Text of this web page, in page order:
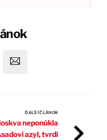
ĎALŠÍ ČLÁNOK
neponúkla
azyl, tvrdí